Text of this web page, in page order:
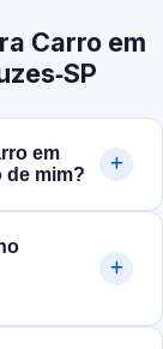
Carro em
em
de mim?